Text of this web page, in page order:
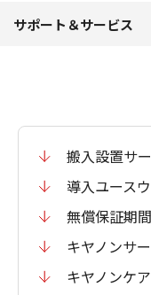
サポート＆サービス
搬入設置サ
導入ユース
無償保証期間
キヤノンサ
キヤノンケ